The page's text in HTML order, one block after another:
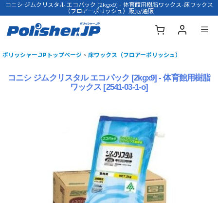
コニシ ジムクリスタル エコパック [2kgx9] - 体育館用樹脂ワックス-床ワックス
（フロアーポリッシュ）販売/通販
ポリッシャー.JPトップページ > 床ワックス（フロアーポリッシュ）
コニシ ジムクリスタル エコパック [2kgx9] - 体育館用樹脂
ワックス [2541-03-1-o]